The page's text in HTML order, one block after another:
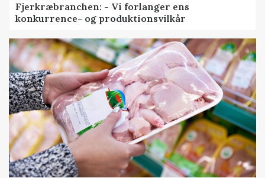
Fjerkræbranchen: - Vi forlanger ens
konkurrence- og produktionsvilkår